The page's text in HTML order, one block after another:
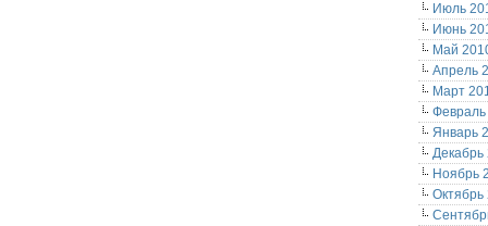
Июль
Июнь
Май
Апрель
Март
Январь
Декабрь
Ноябрь
Октябрь